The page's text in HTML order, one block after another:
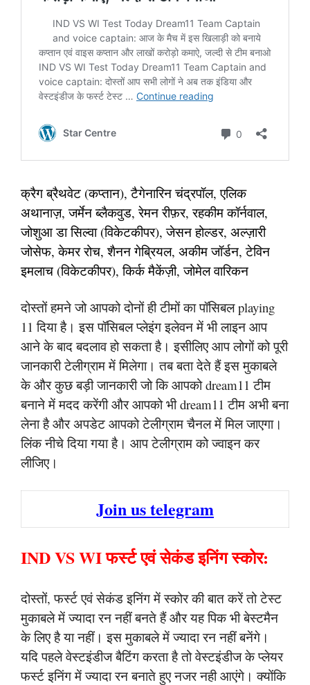
क्रैग ब्रैथवेट (कप्तान), टैगेनारिन चंद्रपॉल, एलिक
अथानाज़, जर्मेन ब्लैकवुड, रेमन रीफ़र, रहकीम कॉर्नवाल,
जोशुआ डा सिल्वा (विकेटकीपर), जेसन होल्डर, अल्ज़ारी
जोसेफ, केमर रोच, शैनन गेब्रियल, अकीम जॉर्डन, टेविन
इमलाच (विकेटकीपर), किर्क मैकेंज़ी, जोमेल वारिकन
दोस्तों हमने जो आपको दोनों ही टीमों का पॉसिबल playing
11 दिया है। इस पॉसिबल प्लेइंग इलेवन में भी लाइन आप
आने के बाद बदलाव हो सकता है। इसीलिए आप लोगों को पूरी
जानकारी टेलीग्राम में मिलेगा। तब बता देते हैं इस मुकाबले
के और कुछ बड़ी जानकारी जो कि आपको dream11 टीम
बनाने में मदद करेंगी और आपको भी dream11 टीम अभी बना
लेना है और अपडेट आपको टेलीग्राम चैनल में मिल जाएगा।
लिंक नीचे दिया गया है। आप टेलीग्राम को ज्वाइन कर
लीजिए।
Join us telegram
IND VS WI फर्स्ट एवं सेकंड इनिंग स्कोर:
दोस्तों, फर्स्ट एवं सेकंड इनिंग में स्कोर की बात करें तो टेस्ट
मुकाबले में ज्यादा रन नहीं बनते हैं और यह पिक भी बेस्टमैन
के लिए है या नहीं। इस मुकाबले में ज्यादा रन नहीं बनेंगे।
यदि पहले वेस्टइंडीज बैटिंग करता है तो वेस्टइंडीज के प्लेयर
फर्स्ट इनिंग में ज्यादा रन बनाते हुए नजर नही आएंगे। क्योंकि